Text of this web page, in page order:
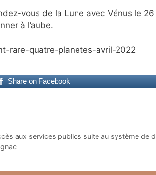
vous de la Lune avec Vénus le
à l’aube.
rare-quatre-planetes-avril-2022
Share on Facebook
aux services publics suite au système de